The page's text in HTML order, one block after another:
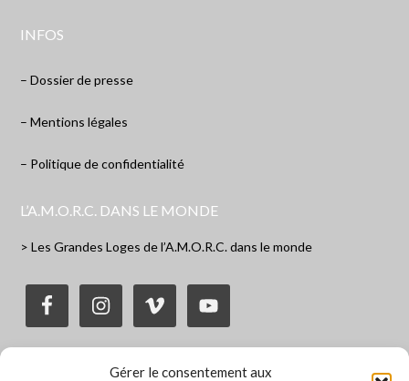
Gérer le consentement aux
INFOS
– Dossier de presse
– Mentions légales
– Politique de confidentialité
L’A.M.O.R.C. DANS LE MONDE
> Les Grandes Loges de l’A.M.O.R.C. dans le monde
BROCHURE D’INFORMATION